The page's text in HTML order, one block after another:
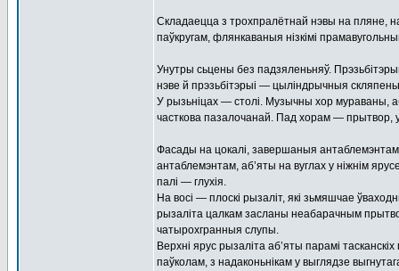
Складаецца з трохпралётнай нэвы на пляне,
паўкругам, флянкаваныя нізкімі
Унутры сьцены без падзяленьняў.
нэве й прэзьбітэрыі — цыліндрычныя
У рызьніцах — столі. Музычны хор мураваны,
часткова пазалочанай. Пад хорам — прытвор, у
Фасады на цокалі, завершаныя
антаблемэнтам, аб’яты на вуглах у ніжнім
палі — глухія.
На восі — плоскі рызаліт, які зьмяшчае
рызаліта цалкам засланы неабарачным
чатырохгранныя слупы.
Верхні ярус рызаліта аб’яты парамі
паўколам, з надаконьнікам у выглядзе